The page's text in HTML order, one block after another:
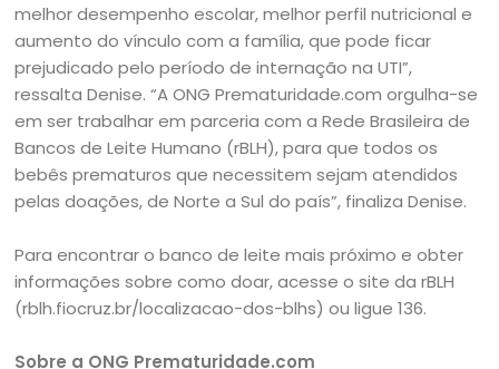
melhor desempenho escolar, melhor perfil nutricional e
aumento do vínculo com a família, que pode ficar
prejudicado pelo período de internação na UTI”,
ressalta Denise. “A ONG Prematuridade.com orgulha-se
em ser trabalhar em parceria com a Rede Brasileira de
Bancos de Leite Humano (rBLH), para que todos os
bebês prematuros que necessitem sejam atendidos
pelas doações, de Norte a Sul do país”, finaliza Denise.
Para encontrar o banco de leite mais próximo e obter
informações sobre como doar, acesse o site da rBLH
(rblh.fiocruz.br/localizacao-dos-blhs) ou ligue 136.
Sobre a ONG Prematuridade.com